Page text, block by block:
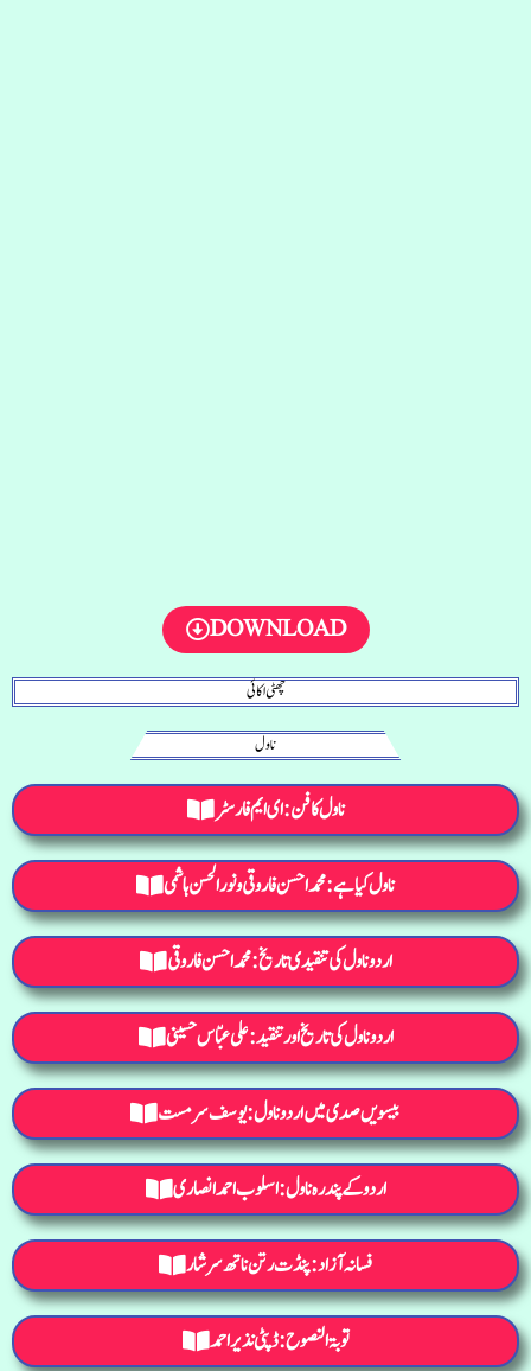
DOWNLOAD
چھٹی اکائی
ناول
ناول کا فن : ای ایم فارسٹر
ناول کیا ہے: محمد احسن فاروقی و نورالحسن ہاشمی
اردو ناول کی تنقیدی تاریخ: محمد احسن فاروقی
اردو ناول کی تاریخ اور تنقید : علی عبّاس حسینی
بیسویں صدی میں اردو ناول: یوسف سرمست
اردو کے پندرہ ناول : اسلوب احمد انصاری
فسانہ آزاد: پنڈت رتن ناتھ سرشار
توبۃ النصوح: ڈپٹی نذیر احمد